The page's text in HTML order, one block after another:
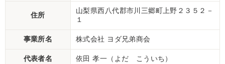
住所
山梨県西八代郡市川三郷町上野２３５２－
１
事業所名 株式会社 ヨダ兄弟商会
代表者名 依田 孝一（よだ こういち）